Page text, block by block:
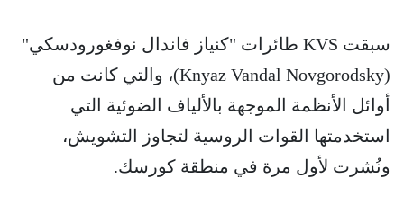
سبقت KVS طائرات "كنياز فاندال نوفغورودسكي"
(Knyaz Vandal Novgorodsky)، والتي كانت من
أوائل الأنظمة الموجهة بالألياف الضوئية التي
استخدمتها القوات الروسية لتجاوز التشويش،
ونُشرت لأول مرة في منطقة كورسك.